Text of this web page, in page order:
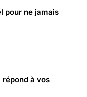
pour ne jamais
répond à vos